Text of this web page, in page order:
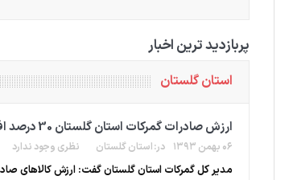
پربازدید ترین اخبار
استان گلستان
ارزش صادرات گمرکات استان گلستان 30 درصد افزایش یافت
۰۶ بهمن ۱۳۹۳ در:استان گلستان نظری وجود ندارد